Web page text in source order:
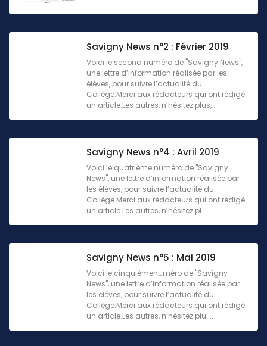
Savigny News n°2 : Février 2019
Voici le second numéro de "Savigny News",
une lettre d’information réalisée par les
élèves, pour suivre l’actualité du
Collège.Merci aux rédacteurs qui ont rédigé
un article.Les autres, n’hésitez plus, ...
Savigny News n°4 : Avril 2019
Voici le quatrième numéro de "Savigny
News", une lettre d’information réalisée par
les élèves, pour suivre l’actualité du
Collège.Merci aux rédacteurs qui ont rédigé
un article.Les autres, n’hésitez pl ...
Savigny News n°5 : Mai 2019
Voici le cinquièmenuméro de "Savigny
News", une lettre d’information réalisée par
les élèves, pour suivre l’actualité du
Collège.Merci aux rédacteurs qui ont rédigé
un article.Les autres, n’hésitez plu ...